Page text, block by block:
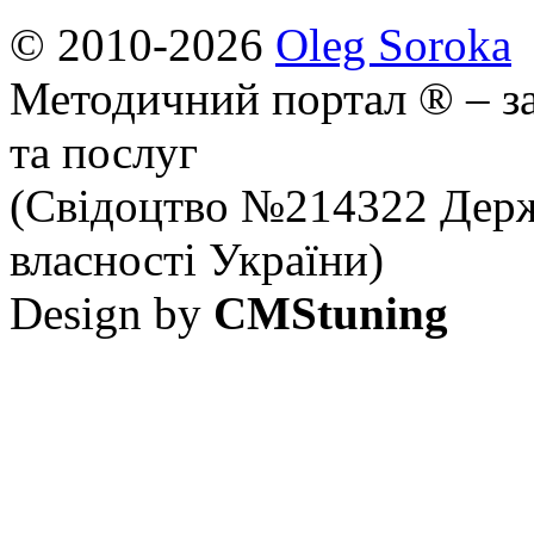
© 2010-2026 Oleg Soroka
Методичний портал ® –
та послуг
(Свідоцтво №214322
власності України)
Design by CMStuning